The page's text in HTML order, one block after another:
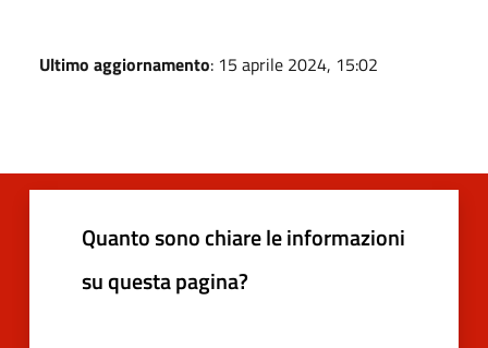
Ultimo aggiornamento: 15 aprile 2024, 15:02
Quanto sono chiare le informazioni
su questa pagina?